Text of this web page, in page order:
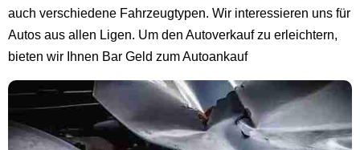
auch verschiedene Fahrzeugtypen. Wir interessieren uns für
Autos aus allen Ligen. Um den Autoverkauf zu erleichtern,
bieten wir Ihnen Bar Geld zum Autoankauf